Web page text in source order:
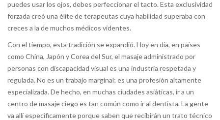
puedes usar los ojos, debes perfeccionar el tacto. Esta exclusividad
forzada creó una élite de terapeutas cuya habilidad superaba con
creces a la de muchos médicos videntes.
Con el tiempo, esta tradición se expandió. Hoy en día, en países
como China, Japón y Corea del Sur, el masaje administrado por
personas con discapacidad visual es una industria respetada y
regulada. No es un trabajo marginal; es una profesión altamente
especializada. De hecho, en muchas ciudades asiáticas, ir a un
centro de masaje ciego es tan común como ir al dentista. La gente
va allí específicamente porque saben que recibirán un trato técnico